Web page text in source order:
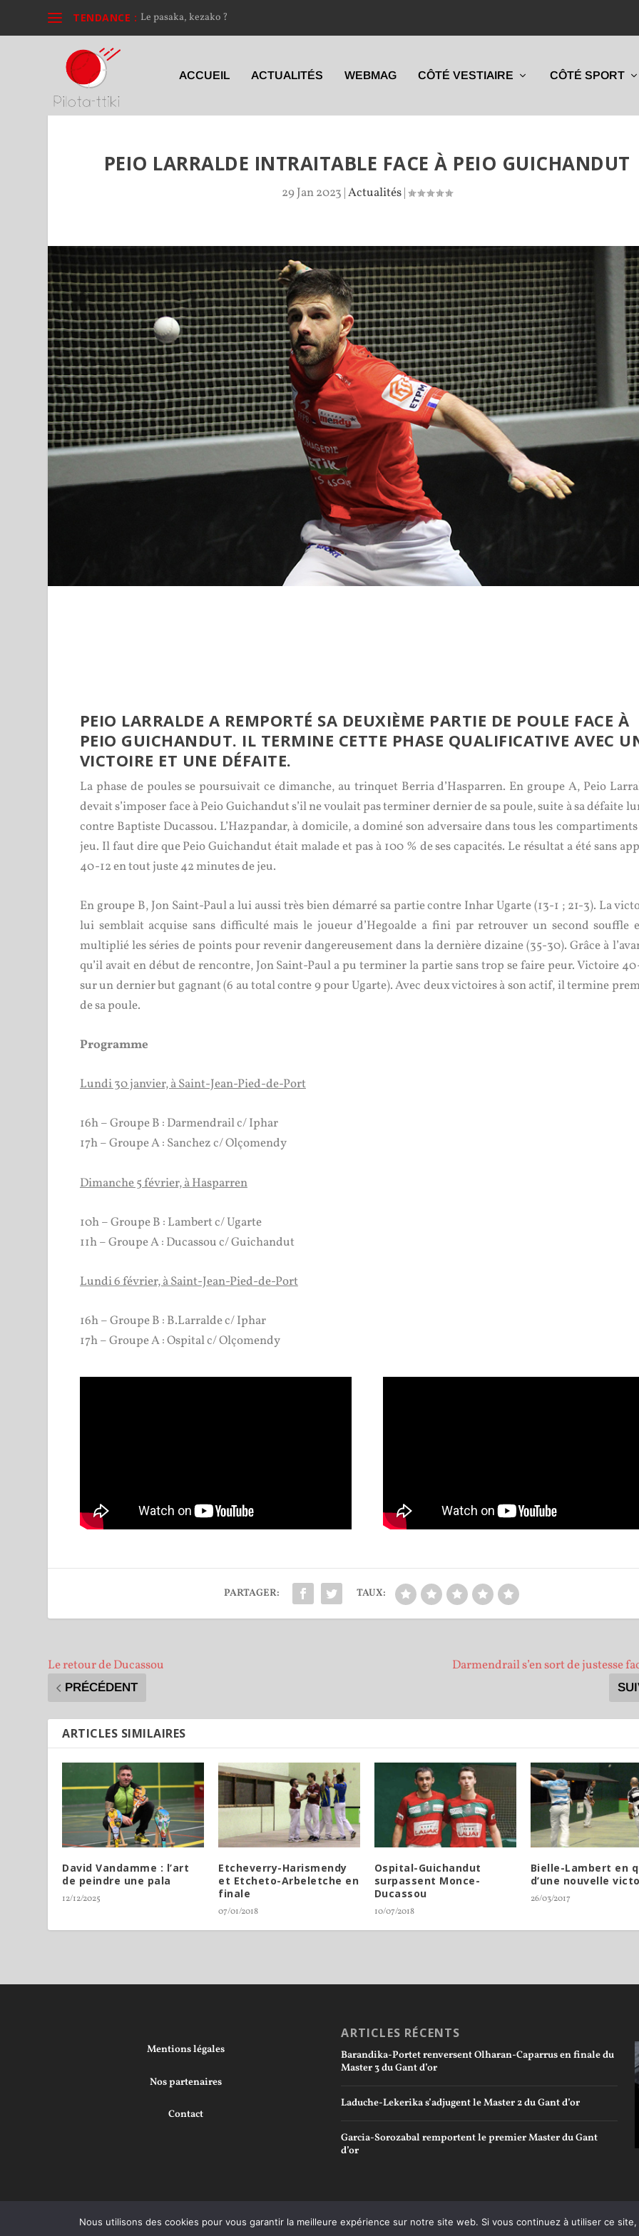
TENDANCE : Le pasaka, kezako ?
ACCUEIL ACTUALITÉS WEBMAG CÔTÉ VESTIAIRE CÔTÉ SPORT
PEIO LARRALDE INTRAITABLE FACE À PEIO GUICHANDUT
29 Jan 2023 |Actualités|
PEIO LARRALDE A REMPORTÉ SA DEUXIÈME PARTIE DE POULE FACE À
PEIO GUICHANDUT. IL TERMINE CETTE PHASE QUALIFICATIVE AVEC
VICTOIRE ET UNE DÉFAITE.
La phase de poules se poursuivait ce dimanche, au trinquet Berria d’Hasparren. En groupe A, Peio
devait s’imposer face à Peio Guichandut s’il ne voulait pas terminer dernier de sa poule, suite à sa défaite
contre Baptiste Ducassou. L’Hazpandar, à domicile, a dominé son adversaire dans tous les
jeu. Il faut dire que Peio Guichandut était malade et pas à 100 % de ses capacités. Le résultat a été sans
40-12 en tout juste 42 minutes de jeu.
En groupe B, Jon Saint-Paul a lui aussi très bien démarré sa partie contre Inhar Ugarte (13-1 ; 21-3). La
lui semblait acquise sans difficulté mais le joueur d’Hegoalde a fini par retrouver un second souffle
multiplié les séries de points pour revenir dangereusement dans la dernière dizaine (35-30). Grâce à
qu’il avait en début de rencontre, Jon Saint-Paul a pu terminer la partie sans trop se faire peur. Victoire
sur un dernier but gagnant (6 au total contre 9 pour Ugarte). Avec deux victoires à son actif, il termine
de sa poule.
Programme
Lundi 30 janvier, à Saint-Jean-Pied-de-Port
16h – Groupe B : Darmendrail c/ Iphar
17h – Groupe A : Sanchez c/ Olçomendy
Dimanche 5 février, à Hasparren
10h – Groupe B : Lambert c/ Ugarte
11h – Groupe A : Ducassou c/ Guichandut
Lundi 6 février, à Saint-Jean-Pied-de-Port
16h – Groupe B : B.Larralde c/ Iphar
17h – Groupe A : Ospital c/ Olçomendy
PARTAGER: TAUX:
Le retour de Ducassou
PRÉCÉDENT
Darmendrail s’en sort de justesse
ARTICLES SIMILAIRES
David Vandamme : l’art
de peindre une pala
12/12/2025
Etcheverry-Harismendy
et Etcheto-Arbeletche en
finale
07/01/2018
Ospital-Guichandut
surpassent Monce-
Ducassou
10/07/2018
Bielle-Lambert en
d’une nouvelle
26/03/2017
Mentions légales
Nos partenaires
Contact
ARTICLES RÉCENTS
Barandika-Portet renversent Olharan-Caparrus en finale du
Master 3 du Gant d’or
Laduche-Lekerika s’adjugent le Master 2 du Gant d’or
Garcia-Sorozabal remportent le premier Master du Gant
d’or
Conçu parElegant Themes| Propulsé par WordPress
Nous utilisons des cookies pour vous garantir la meilleure expérience sur notre site web. Si vous continuez à utiliser ce